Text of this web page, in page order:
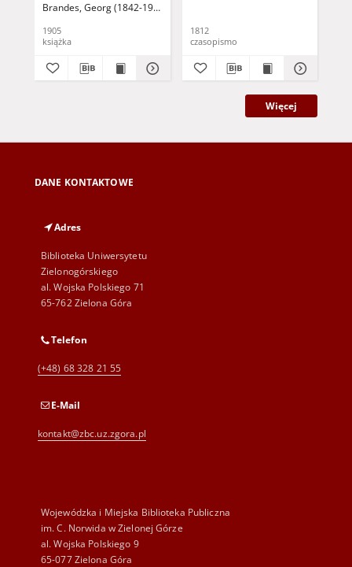
Brandes, Georg (1842-1927)
1905
książka
1812
czasopismo
Więcej
DANE KONTAKTOWE
Adres
Biblioteka Uniwersytetu
Zielonogórskiego
al. Wojska Polskiego 71
65-762 Zielona Góra
Telefon
(+48) 68 328 21 55
E-Mail
kontakt@zbc.uz.zgora.pl
Wojewódzka i Miejska Biblioteka Publiczna
im. C. Norwida w Zielonej Górze
al. Wojska Polskiego 9
65-077 Zielona Góra